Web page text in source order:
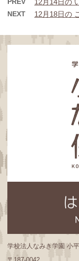
12月14日の
NEXT 12月18日の
学校法人なみき学園 小